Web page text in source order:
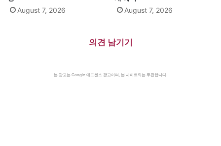
August 7, 2026 August 7, 2026
의견 남기기
본 광고는 Google 애드센스 광고이며, 본 사이트와는 무관합니다.